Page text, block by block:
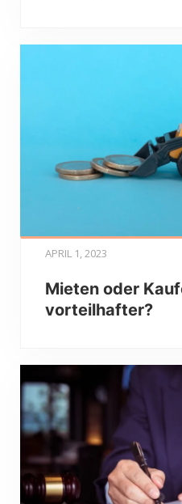
APRIL 1, 2023
Mieten oder
vorteilhafter?